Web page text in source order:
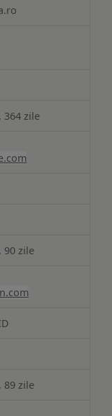
364 zile
90 zile
89 zile